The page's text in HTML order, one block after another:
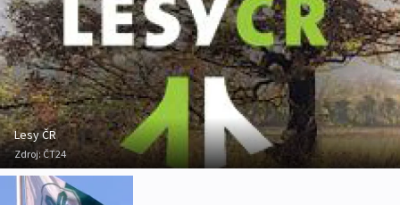
Lesy ČR
Zdroj: ČT24